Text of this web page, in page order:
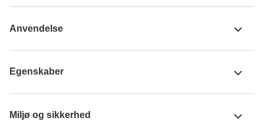
Anvendelse
Egenskaber
Miljø og sikkerhed